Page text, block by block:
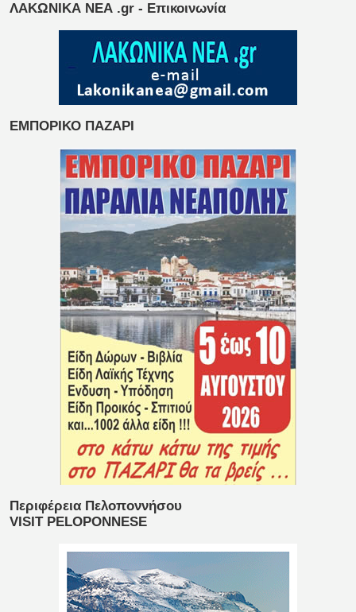
ΛΑΚΩΝΙΚΑ ΝΕΑ .gr - Επικοινωνία
ΕΜΠΟΡΙΚΟ ΠΑΖΑΡΙ
Περιφέρεια Πελοποννήσου
VISIT PELOPONNESE